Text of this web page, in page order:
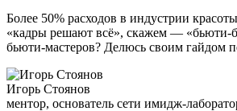
Более 50% расходов в индустрии
«кадры решают всё», скажем — «бьюти-
бьюти-мастеров? Делюсь своим гайдом
Игорь Стоянов
ментор, основатель сети имидж-